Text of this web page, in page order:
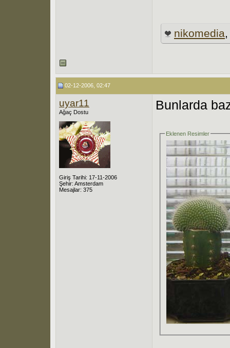
nikomedia,
02-12-2006, 02:47
uyar11
Ağaç Dostu
Giriş Tarihi: 17-11-2006
Şehir: Amsterdam
Mesajlar: 375
Bunlarda
Eklenen Resimler